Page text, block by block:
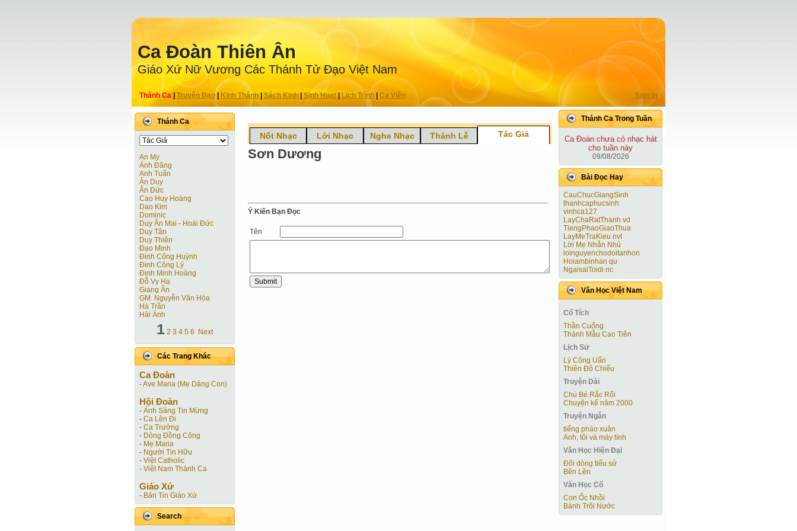
Ca Ðoàn Thiên Ân
Giáo Xứ Nữ Vương Các Thánh Tử Ðạo Việt Nam
Thánh Ca Truyện Ðạo| Kinh Thánh Sách Kinh|Sinh Hoạt| Lịch Trình Ca Viên Sign In
Thánh Ca
An My
Ánh Đăng
Anh Tuấn
Ân Duy
Ân Đức
Cao Huy Hoàng
Dao Kim
Dominic
Duy Ân Mai - Hoài Đức
Duy Tân
Duy Thiên
Đạo Minh
Đinh Công Huỳnh
Đinh Công Lý
Đinh Minh Hoàng
Đỗ Vy Hạ
Giang Ân
GM. Nguyễn Văn Hòa
Hà Trần
Hải Ánh
1 2 3 4 5 6 Next
Các Trang Khác
Ca Ðoàn
-Ave Maria (Mẹ Dâng Con)
Hội Ðoàn
- Ánh Sáng Tin Mừng
- Ca Lên Đi
- Ca Trưởng
- Dòng Đồng Công
- Mẹ Maria
- Người Tin Hữu
- Việt Catholic
- Việt Nam Thánh Ca
Giáo Xứ
- Bản Tin Giáo Xứ
Search
Nốt Nhạc Lời Nhạc Nghe Nhạc Thánh Lễ Tác Giả
Sơn Dương
Ý Kiến Bạn Ðọc
Tên
Thánh Ca Trong Tuần
Ca Ðoàn chưa có nhạc hát
cho tuần này
09/08/2026
Bài Ðọc Hay
CauChucGiangSinh
thanhcaphucsinh
vinhca127
LayChaRatThanh vd
TiengPhaoGiaoThua
LayMeTraKieu nvt
Lời Mẹ Nhắn Nhủ
loinguyenchodoitanhon
Hoiambinhan qu
NgaisaiToidi nc
Văn Học Việt Nam
Cổ Tích
Thần Cuống
Thánh Mẫu Cao Tiên
Lịch Sử
Lý Công Uẩn
Thiên Đô Chiếu
Truyện Dài
Chú Bé Rắc Rối
Chuyện kể năm 2000
Truyện Ngắn
tiếng pháo xuân
Anh, tôi và máy tính
Văn Học Hiện Ðại
Đôi dòng tiểu sử
Bẽn Lẽn
Văn Học Cổ
Con Ốc Nhồi
Bánh Trôi Nước